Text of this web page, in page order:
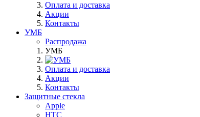
Оплата и доставка
Акции
Контакты
УМБ
Распродажа
УМБ
Оплата и доставка
Акции
Контакты
Защитные стекла
Apple
HTC